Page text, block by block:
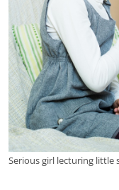
Serious girl lecturing